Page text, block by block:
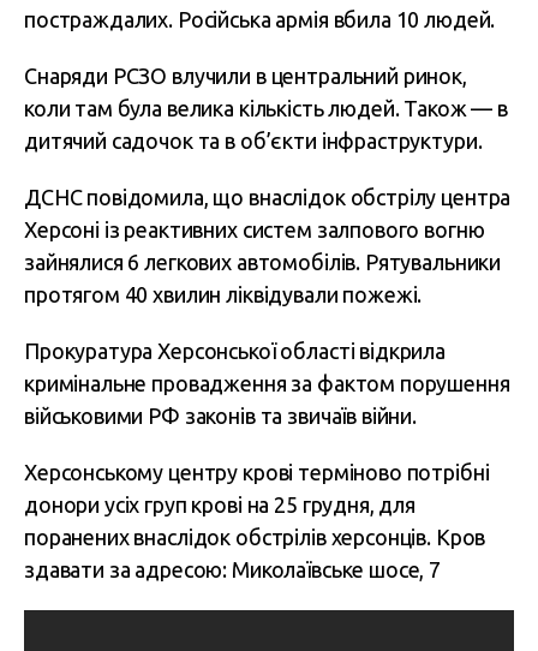
постраждалих. Російська армія вбила 10 людей.
Снаряди РСЗО влучили в центральний ринок,
коли там була велика кількість людей. Також — в
дитячий садочок та в об’єкти інфраструктури.
ДСНС повідомила, що внаслідок обстрілу центра
Херсоні із реактивних систем залпового вогню
зайнялися 6 легкових автомобілів. Рятувальники
протягом 40 хвилин ліквідували пожежі.
Прокуратура Херсонської області відкрила
кримінальне провадження за фактом порушення
військовими РФ законів та звичаїв війни.
Херсонському центру крові терміново потрібні
донори усіх груп крові на 25 грудня, для
поранених внаслідок обстрілів херсонців. Кров
здавати за адресою: Миколаївське шосе, 7